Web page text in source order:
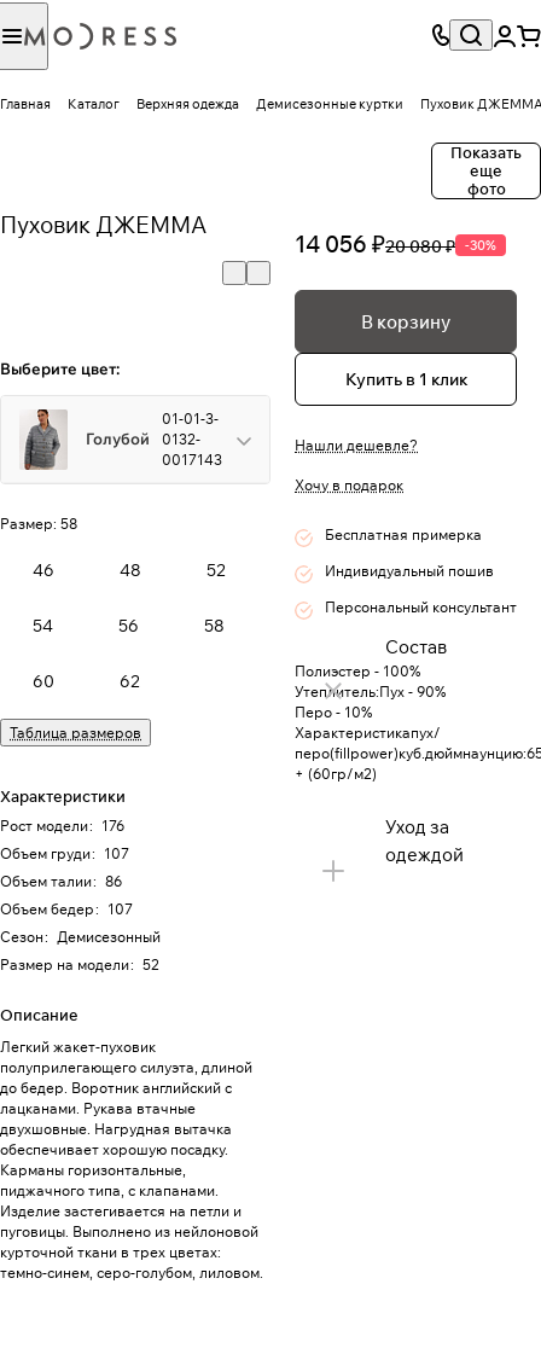
Главная Каталог Верхняя одежда Демисезонные куртки Пуховик
Показать
еще
фото
Пуховик ДЖЕММА
Выберите цвет:
Голубой
01-01-3-
0132-
0017143
Размер: 58
46 48 52
54 56 58
60 62
Таблица размеров
Характеристики
Рост модели: 176
Объем груди: 107
Объем талии: 86
Объем бедер: 107
Сезон: Демисезонный
Размер на модели: 52
Описание
Легкий жакет-пуховик
полуприлегающего силуэта, длиной
до бедер. Воротник английский с
лацканами. Рукава втачные
двухшовные. Нагрудная вытачка
обеспечивает хорошую посадку.
Карманы горизонтальные,
пиджачного типа, с клапанами.
Изделие застегивается на петли и
пуговицы. Выполнено из нейлоновой
курточной ткани в трех цветах:
темно-синем, серо-голубом, лиловом.
14 056 ₽20 080 ₽ -30%
В корзину
Купить в 1 клик
Нашли дешевле?
Хочу в подарок
Бесплатная примерка
Индивидуальный пошив
Персональный консультант
Состав
Полиэстер - 100%
Утеплитель:Пух - 90%
Перо - 10%
Характеристикапух/
+ (60гр/м2)
Уход за
одеждой